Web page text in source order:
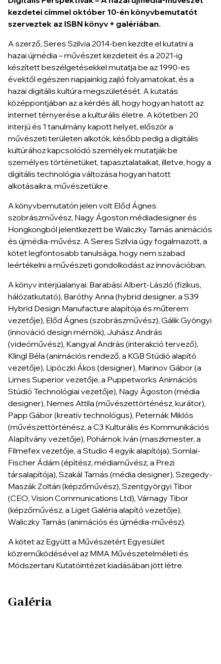
kezdetei címmel október 10-én könyvbemutatót
szerveztek az ISBN könyv + galériában.
A szerző, Seres Szilvia 2014-ben kezdte el kutatni a
hazai újmédia – művészet kezdeteit és a 2021-ig
készített beszélgetésekkel mutatja be az 1990-es
évektől egészen napjainkig zajló folyamatokat, és a
hazai digitális kultúra megszületését. A kutatás
középpontjában az a kérdés áll, hogy hogyan hatott az
internet térnyerése a kulturális életre. A kötetben 20
interjú és 1 tanulmány kapott helyet, először a
művészeti területen alkotók, később pedig a digitális
kultúrához kapcsolódó személyek mutatják be
személyes történetüket, tapasztalataikat, illetve, hogy a
digitális technológia változása hogyan hatott
alkotásaikra, művészetükre.
A könyvbemutatón jelen volt Előd Ágnes
szobrászművész, Nagy Ágoston médiadesigner és
Hongkongból jelentkezett be Waliczky Tamás animációs
és újmédia-művész. A Seres Szilvia úgy fogalmazott, a
kötet legfontosabb tanulsága, hogy nem szabad
leértékelni a művészeti gondolkodást az innovációban.
A könyv interjúalanyai: Barabási Albert-László (fizikus,
hálózatkutató), Baróthy Anna (hybrid designer, a S39
Hybrid Design Manufacture alapítója és műterem
vezetője), Előd Ágnes (szobrászművész), Gálik Gyöngyi
(innováció design mérnök), Juhász András
(videóművész), Kangyal András (interakció tervező),
Klingl Béla (animációs rendező, a KGB Stúdió alapító
vezetője), Lipóczki Ákos (designer), Marinov Gábor (a
Limes Superior vezetője, a Puppetworks Animációs
Stúdió Technológiai vezetője), Nagy Ágoston (média
designer), Nemes Attila (művészettörténész, kurátor),
Papp Gábor (kreatív technológus), Peternák Miklós
(művészettörténész, a C3 Kulturális és Kommunikációs
Alapítvány vezetője), Pohárnok Iván (maszkmester, a
Filmefex vezetője, a Studio 4 egyik alapítója), Somlai-
Fischer Ádám (építész, médiaművész, a Prezi
társalapítója), Szakál Tamás (média designer), Szegedy-
Maszák Zoltán (képzőművész), Szentgyörgyi Tibor
(CEO, Vision Communications Ltd), Várnagy Tibor
(képzőművész, a Liget Galéria alapító vezetője),
Waliczky Tamás (animációs és újmédia-művész).
A kötet az Együtt a Művészetért Egyesület
közreműködésével az MMA Művészetelméleti és
Módszertani Kutatóintézet kiadásában jött létre.
Galéria